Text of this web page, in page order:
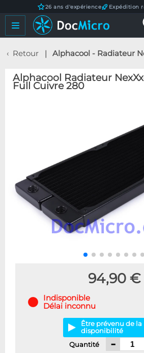
26 ans d'expérience Expédition
Retour Alphacool - Radiateur
Alphacool Radiateur
Full Cuivre 280
94,90 €
Indisponible
Délai inconnu
Être prévenu de la
disponibilité
Quantité
-